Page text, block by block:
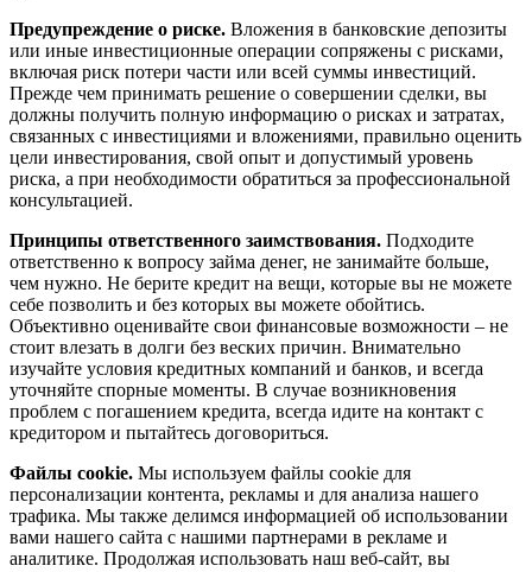
Предупреждение о риске. Вложения в банковские депозиты
или иные инвестиционные операции сопряжены с рисками,
включая риск потери части или всей суммы инвестиций.
Прежде чем принимать решение о совершении сделки, вы
должны получить полную информацию о рисках и затратах,
связанных с инвестициями и вложениями, правильно оценить
цели инвестирования, свой опыт и допустимый уровень
риска, а при необходимости обратиться за профессиональной
консультацией.
Принципы ответственного заимствования. Подходите
ответственно к вопросу займа денег, не занимайте больше,
чем нужно. Не берите кредит на вещи, которые вы не можете
себе позволить и без которых вы можете обойтись.
Объективно оценивайте свои финансовые возможности – не
стоит влезать в долги без веских причин. Внимательно
изучайте условия кредитных компаний и банков, и всегда
уточняйте спорные моменты. В случае возникновения
проблем с погашением кредита, всегда идите на контакт с
кредитором и пытайтесь договориться.
Файлы cookie. Мы используем файлы cookie для
персонализации контента, рекламы и для анализа нашего
трафика. Мы также делимся информацией об использовании
вами нашего сайта с нашими партнерами в рекламе и
аналитике. Продолжая использовать наш веб-сайт, вы